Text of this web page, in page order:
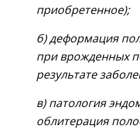
приобретенное);
б) деформация
при врожденных
результате
в) патология
облитерация